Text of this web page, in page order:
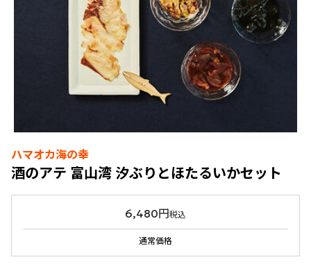
ハマオカ海の幸
酒のアテ 富山湾 汐ぶりとほたるいかセット
6,480円税込
通常価格